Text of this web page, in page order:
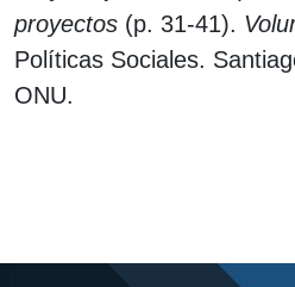
proyectos (p. 31-41).
Políticas Sociales.
ONU.